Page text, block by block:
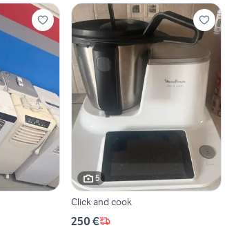
5
Click and cook
250 €